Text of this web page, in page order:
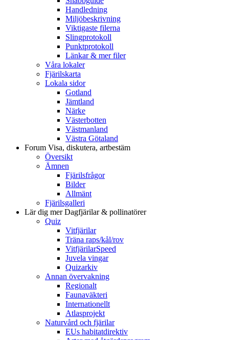
Handledning
Miljöbeskrivning
Viktigaste filerna
Slingprotokoll
Punktprotokoll
Länkar & mer filer
Våra lokaler
Fjärilskarta
Lokala sidor
Gotland
Jämtland
Närke
Västerbotten
Västmanland
Västra Götaland
Forum Visa, diskutera, artbestäm
Översikt
Ämnen
Fjärilsfrågor
Bilder
Allmänt
Fjärilsgalleri
Lär dig merDagfjärilar & pollinatörer
Quiz
Vitfjärilar
Träna raps/kål/rov
VitfjärilarSpeed
Juvela vingar
Quizarkiv
Annan övervakning
Regionalt
Faunaväkteri
Internationellt
Atlasprojekt
Naturvård och fjärilar
EUs habitatdirektiv